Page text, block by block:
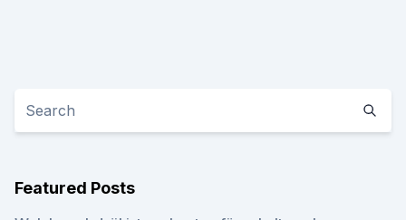
Featured Posts